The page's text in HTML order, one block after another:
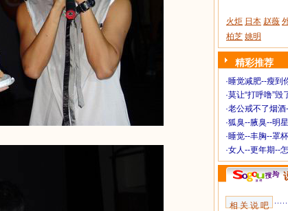
火炬 日本 赵薇
柏芝 姚明
精彩推荐
·睡觉减肥--瘦到
·莫让“打呼噜”毁
·老公戒不了烟酒
·狐臭--腋臭--明
·睡觉--丰胸--罩
·女人--更年期--
相 关 说 吧